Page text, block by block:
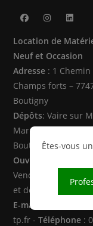
dans
un
nouvel
onglet
dans
un
nouvel
onglet
dans
un
nouvel
onglet
Location de
Neuf et Occasion
Adresse : 1 Chemin
Champs forts –
Boutigny
Dépôts: Vaire sur
Marne la Vallée
Boutigny)
Ouverture
Vendredi de 8h00 à
et de 14h00 à 18h00
E-mail
tp.fr -Téléphone :
Êtes-vous